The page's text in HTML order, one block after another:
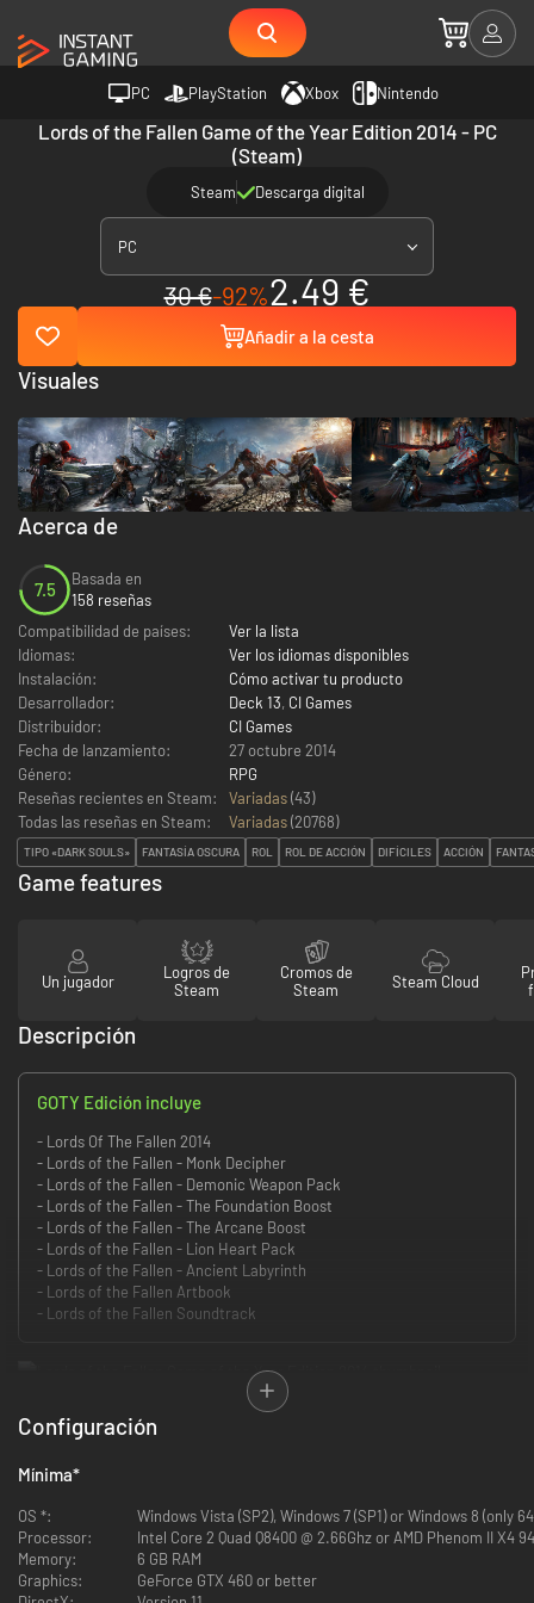
PC PlayStation Xbox Nintendo
Lords of the Fallen Game of the Year Edition 2014 - PC
(Steam)
Steam Descarga digital
PC
30 €-92%2.49 €
Añadir a la cesta
Acerca de
7.5
Basada en
158 reseñas
Compatibilidad de países:
Ver la lista
Idiomas:
Ver los idiomas disponibles
Instalación:
Cómo activar tu producto
Desarrollador:
Deck 13, CI Games
Distribuidor:
CI Games
Fecha de lanzamiento:
27 octubre 2014
Género:
RPG
Reseñas recientes en Steam:
Variadas(43)
Todas las reseñas en Steam:
Variadas(20768)
TIPO «DARK SOULS» FANTASÍA OSCURA ROL ROL DE ACCIÓN DIFÍCILES ACCIÓN
Visuales
Game features
Un jugador
Logros de
Steam
Cromos de
Steam
Steam Cloud
Descripción
GOTY Edición incluye
- Lords Of The Fallen 2014
- Lords of the Fallen - Monk Decipher
- Lords of the Fallen - Demonic Weapon Pack
- Lords of the Fallen - The Foundation Boost
- Lords of the Fallen - The Arcane Boost
- Lords of the Fallen - Lion Heart Pack
- Lords of the Fallen - Ancient Labyrinth
- Lords of the Fallen Artbook
- Lords of the Fallen Soundtrack
terrible y malévolo dios que esclavizaba a la humanidad. Pero con el
humanos. Guiados por tres poderosos seres, los Jueces, los hombres se
alzaron y derrocaron a Adyr y a su monstruoso ejército de los Rhogar,
desterrándolos a una dimensión remota. Ahora la humanidad era libre de
decidir su propio destino y dictaminar un nuevo orden...
Configuración
Mínima*
OS *:
Windows Vista (SP2), Windows 7 (SP1) or Windows 8 (only
Processor:
Intel Core 2 Quad Q8400 @ 2.66Ghz or AMD Phenom II X4
Memory:
6 GB RAM
Graphics:
GeForce GTX 460 or better